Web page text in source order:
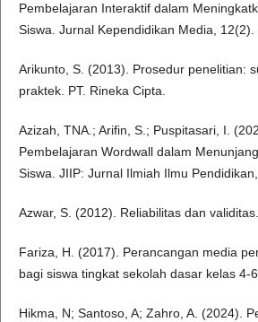
Pembelajaran Interaktif dalam
Siswa. Jurnal Kependidikan Media, 12(2).
Arikunto, S. (2013). Prosedur penelitian:
praktek. PT. Rineka Cipta.
Azizah, TNA.; Arifin, S.; Puspitasari, I.
Pembelajaran Wordwall dalam
Siswa. JIIP: Jurnal Ilmiah Ilmu Pendidikan,
Azwar, S. (2012). Reliabilitas dan
Fariza, H. (2017). Perancangan media
bagi siswa tingkat sekolah dasar kelas 4-
Hikma, N; Santoso, A; Zahro, A. (2024).